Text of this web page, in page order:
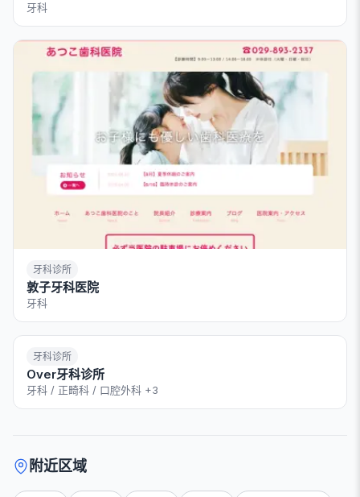
牙科
牙科诊所
敦子牙科医院
牙科
牙科诊所
Over牙科诊所
牙科 / 正畸科 / 口腔外科 +3
附近区域